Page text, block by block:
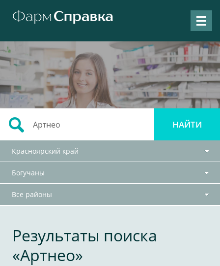
Красноярский край
Богучаны
Все районы
Результаты поиска
«Артнео»